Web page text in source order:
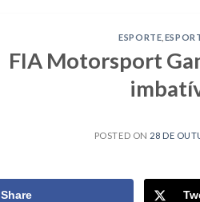
ESPORTE
FIA Motorsport
POSTED ON 28 DE
Share